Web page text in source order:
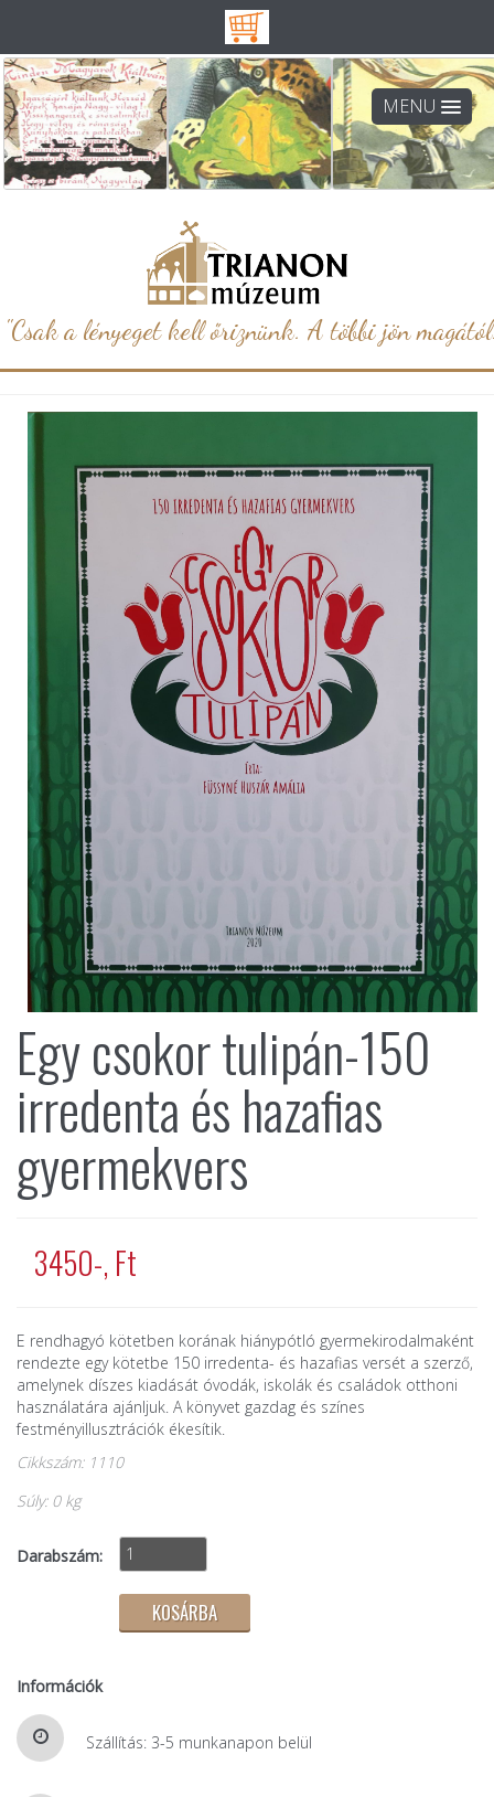
MENU
"Csak a lényeget kell őriznünk. A többi jön
Egy csokor tulipán-150
irredenta és hazafias
gyermekvers
3450-, Ft
E rendhagyó kötetben korának hiánypótló gyermekirodalmaként
rendezte egy kötetbe 150 irredenta- és hazafias versét a szerző,
amelynek díszes kiadását óvodák, iskolák és családok otthoni
használatára ajánljuk. A könyvet gazdag és színes
festményillusztrációk ékesítik.
Cikkszám: 1110
Súly: 0 kg
Darabszám:
Információk
Szállítás: 3-5 munkanapon belül